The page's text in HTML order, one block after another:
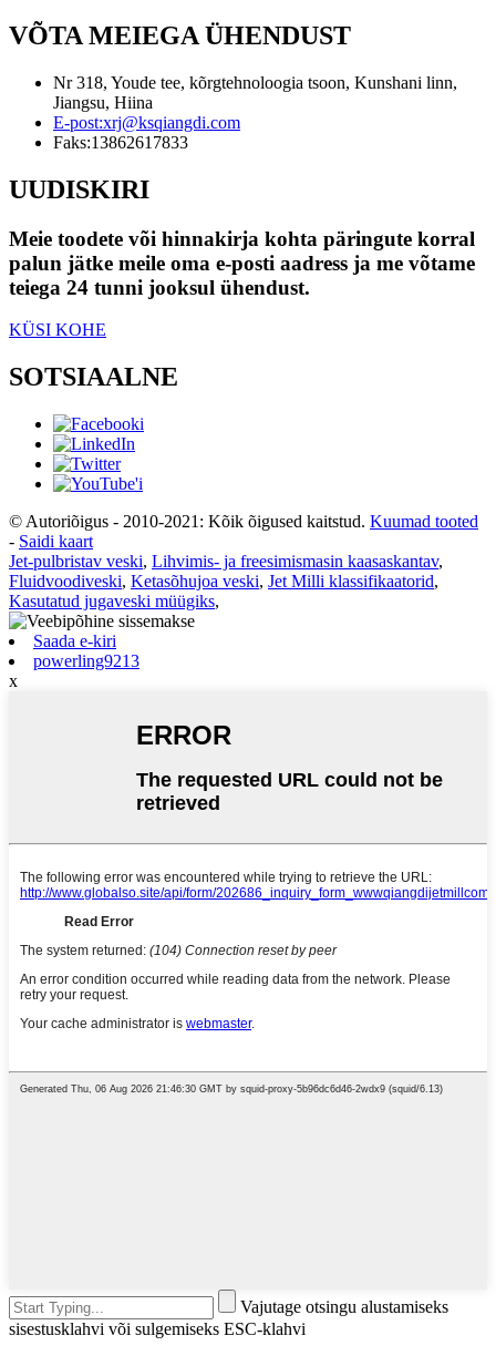
VÕTA MEIEGA ÜHENDUST
Nr 318, Youde tee, kõrgtehnoloogia tsoon, Kunshani linn,
Jiangsu, Hiina
E-post:xrj@ksqiangdi.com
Faks:13862617833
UUDISKIRI
Meie toodete või hinnakirja kohta päringute korral
palun jätke meile oma e-posti aadress ja me võtame
teiega 24 tunni jooksul ühendust.
KÜSI KOHE
SOTSIAALNE
© Autoriõigus - 2010-2021: Kõik õigused kaitstud. Kuumad tooted
- Saidi kaart
Jet-pulbristav veski, Lihvimis- ja freesimismasin kaasaskantav,
Fluidvoodiveski, Ketasõhujoa veski, Jet Milli klassifikaatorid,
Kasutatud jugaveski müügiks,
Saada e-kiri
powerling9213
x
Vajutage otsingu alustamiseks
sisestusklahvi või sulgemiseks ESC-klahvi